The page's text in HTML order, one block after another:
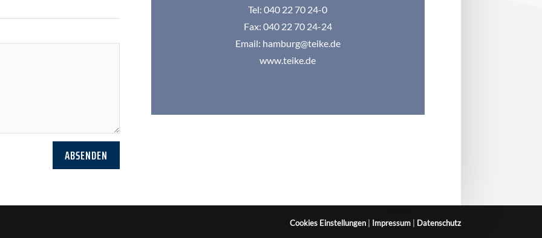
ABSENDEN
Tel: 040 22 70 24-0
Fax: 040 22 70 24-24
Email: hamburg@teike.de
www.teike.de
Cookies Einstellungen| Impressum| Datenschutz